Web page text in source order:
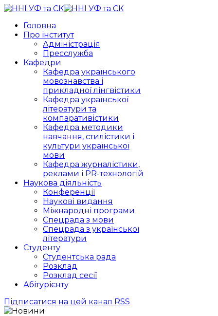
Головна
Про інститут
Адміністрація
Пресслужба
Кафедри
Кафедра українського
мовознавства і
прикладної лінгвістики
Кафедра української
літератури та
компаративістики
Кафедра методики
навчання, стилістики і
культури української
мови
Кафедра журналістики,
реклами і PR-технологій
Наукова діяльність
Конференції
Наукові видання
Міжнародні програми
Спецрада з мови
Спецрада з української
літератури
Студенту
Студентська рада
Розклад
Розклад сесії
Абітурієнту
Підписатися на цей канал RSS